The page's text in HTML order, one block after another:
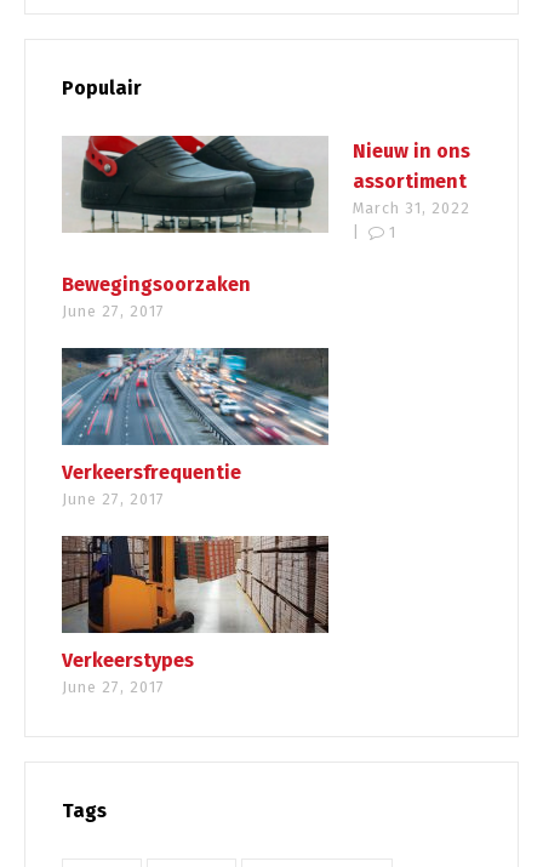
Populair
Nieuw in ons
assortiment
March 31, 2022
1
Bewegingsoorzaken
June 27, 2017
Verkeersfrequentie
June 27, 2017
Verkeerstypes
June 27, 2017
Tags